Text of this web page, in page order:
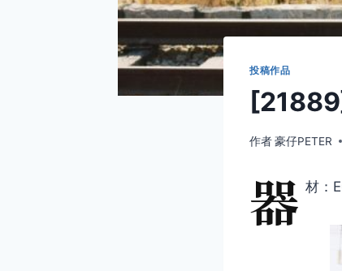
投稿作品
作者豪仔PETER
器 材：